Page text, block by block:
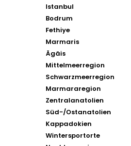
Istanbul
Bodrum
Fethiye
Marmaris
Ägäis
Mittelmeerregion
Schwarzmeerregion
Marmararegion
Zentralanatolien
Süd-/Ostanatolien
Kappadokien
Wintersportorte